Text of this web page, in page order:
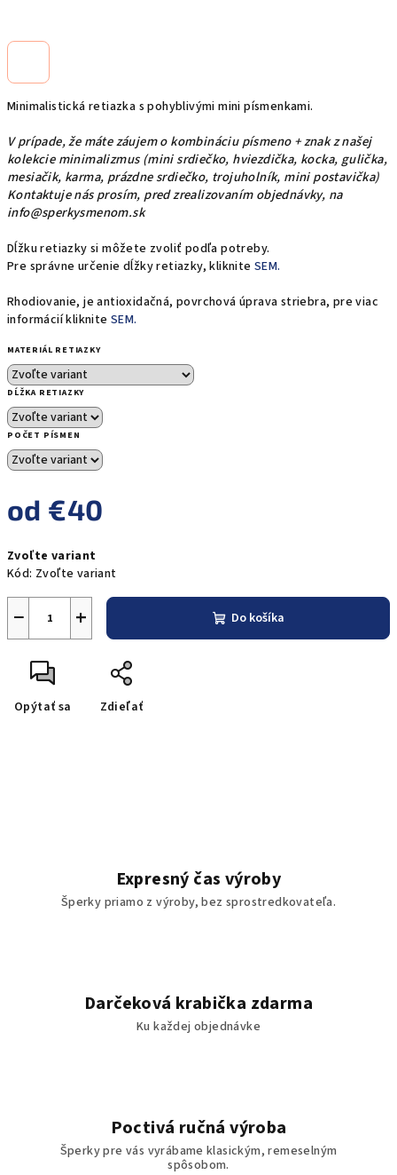
Minimalistická retiazka s pohyblivými mini písmenkami.
V prípade, že máte záujem o kombináciu písmeno + znak z našej
kolekcie minimalizmus (mini srdiečko, hviezdička, kocka, gulička,
mesiačik, karma, prázdne srdiečko, trojuholník, mini postavička)
Kontaktuje nás prosím, pred zrealizovaním objednávky, na
info@sperkysmenom.sk
Dĺžku retiazky si môžete zvoliť podľa potreby.
Pre správne určenie dĺžky retiazky, kliknite SEM.
Rhodiovanie, je antioxidačná, povrchová úprava striebra, pre viac
informácií kliknite SEM.
MATERIÁL RETIAZKY
DĹŽKA RETIAZKY
POČET PÍSMEN
od €40
cena:
Zvoľte variant
Kód: Zvoľte variant
+
− Do košíka
Opýtať sa Zdieľať
Expresný čas výroby
Šperky priamo z výroby, bez sprostredkovateľa.
Darčeková krabička zdarma
Ku každej objednávke
Poctivá ručná výroba
Šperky pre vás vyrábame klasickým, remeselným
spôsobom.